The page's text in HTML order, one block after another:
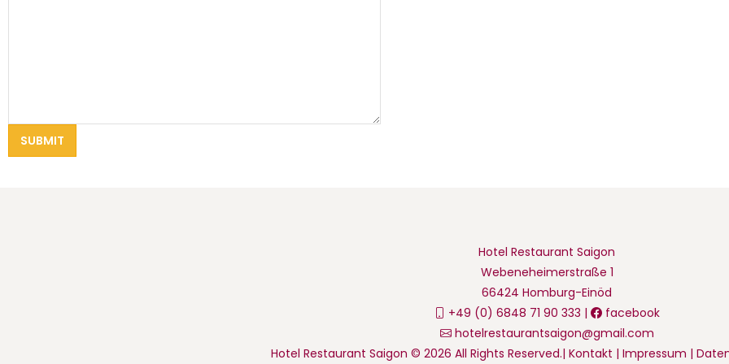
Hotel Restaurant Saigon
Webeneheimerstraße 1
66424 Homburg-Einöd
+49 (0) 6848 71 90 333 |
facebook
hotelrestaurantsaigon@gmail.com
Hotel Restaurant Saigon © 2026 All Rights Reserved.| Kontakt | Impressum |